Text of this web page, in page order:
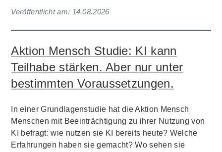
Veröffentlicht am: 14.08.2026
Aktion Mensch Studie: KI kann
Teilhabe stärken. Aber nur unter
bestimmten Voraussetzungen.
In einer Grundlagenstudie hat die Aktion Mensch
Menschen mit Beeinträchtigung zu ihrer Nutzung von
KI befragt: wie nutzen sie KI bereits heute? Welche
Erfahrungen haben sie gemacht? Wo sehen sie